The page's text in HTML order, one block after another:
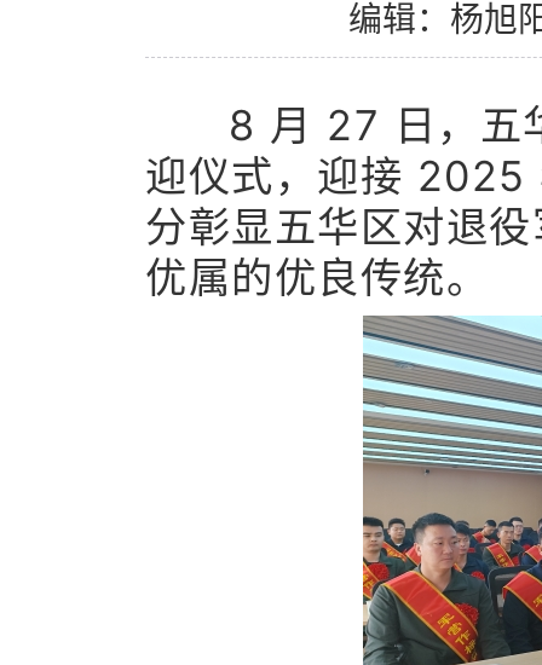
编辑：杨旭
8 月 27 日，五华
迎仪式，迎接 2025
分彰显五华区对退
优属的优良传统。